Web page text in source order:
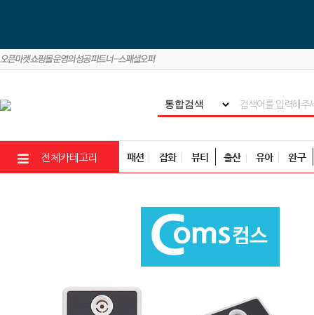
전체카테고리 패션 잡화 뷰티 출산 유아 완구